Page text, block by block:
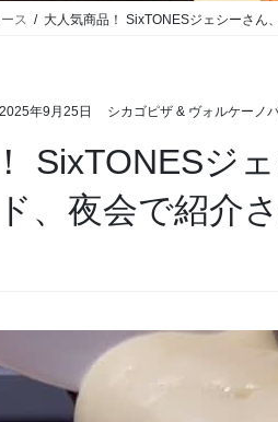
ス 大人気商品！ SixTONESジェシーさん
2025年9月25日 シカゴピザ & ヴォルケーノ
SixTONESジェ
、夜会で紹介